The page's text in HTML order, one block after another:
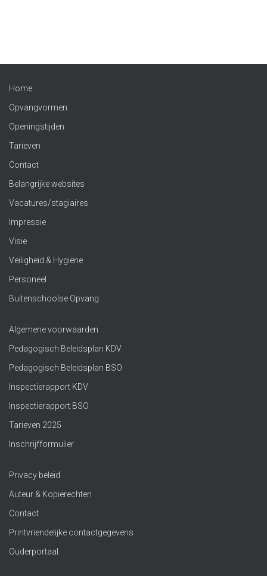
Home
Opvangvormen
Openingstijden
Tarieven
Contact
Belangrijke websites
Vacatures/stagiaires
Impressie
Visie
Veiligheid & Hygiëne
Personeel
Buitenschoolse Opvang
Algemene voorwaarden
Pedagogisch Beleidsplan KDV
Pedagogisch Beleidsplan BSO
Inspectierapport KDV
Inspectierapport BSO
Tarieven 2025
Inschrijfformulier
Privacy beleid
Auteur & Kopierechten
Contact
Printvriendelijke contactgegevens
Ouderportaal